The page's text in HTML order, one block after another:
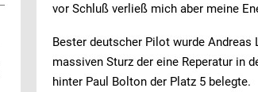
vor Schluß verließ mich aber meine
Bester deutscher Pilot wurde Andreas
massiven Sturz der eine Reperatur in
hinter Paul Bolton der Platz 5 belegte.